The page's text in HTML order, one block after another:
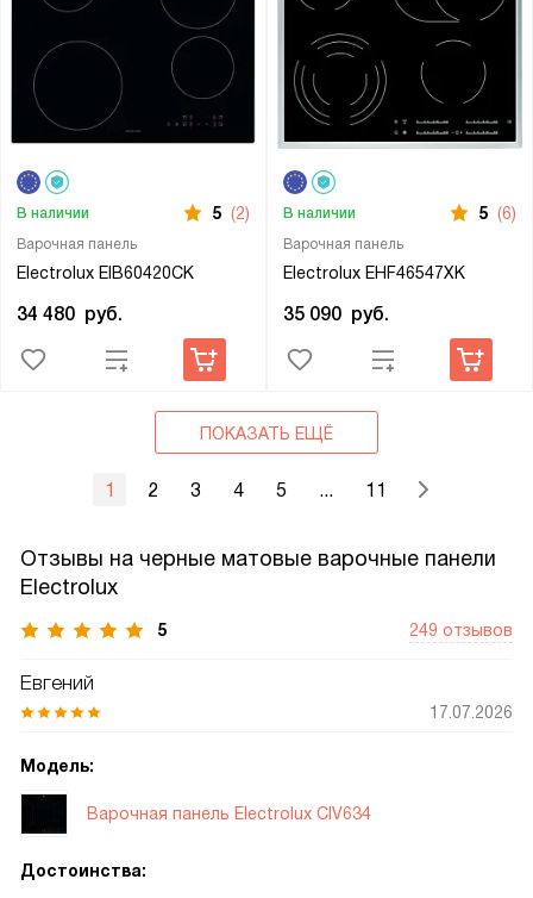
Варочная панель
Electrolux EIB60420CK
В наличии 5 (2)
34 480 руб.
Варочная панель
Electrolux EHF46547XK
В наличии 5 (6)
35 090 руб.
ПОКАЗАТЬ ЕЩЁ
1 2 3 4 5 ... 11
Отзывы на черные матовые варочные панели
Electrolux
5 249 отзывов
Евгений
17.07.2026
Модель:
Варочная панель Electrolux CIV634
Достоинства: